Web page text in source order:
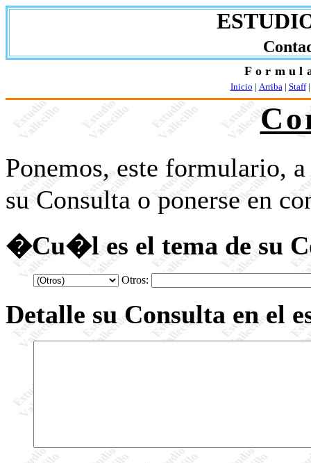
Inicio | Arriba| Staff
Ponemos, este formulario,
su Consulta o ponerse en
�Cu�l es el tema de su
Otros:
Detalle su Consulta en el